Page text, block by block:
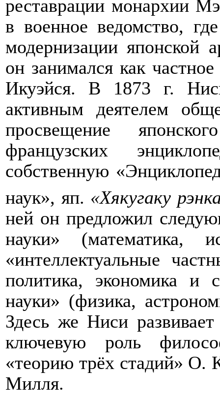
реставрации монархии
в военное ведомство,
модернизации японской
он занимался как
Икуэйся. В 1873 г.
активным деятелем
просвещение
французских
собственную
наук», яп. «Хякугаку
ней он предложил
науки» (математика,
«интеллектуальные
политика, экономика и
науки» (физика,
Здесь же Ниси
ключевую роль
«теорию трёх стадий» О.
Милля.